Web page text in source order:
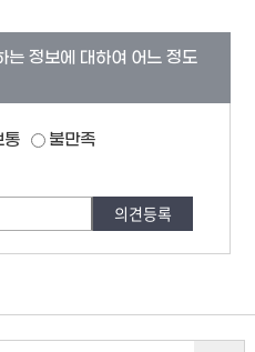
는 정보에 대하여 어느 정도
통
불만족